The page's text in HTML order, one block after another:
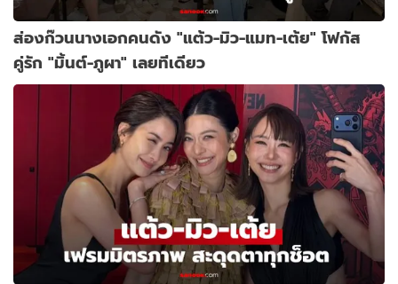
ส่องก๊วนนางเอกคนดัง "แต้ว-มิว-แมท-เต้ย" โฟกัส
คู่รัก "มิ้นต์-ภูผา" เลยทีเดียว